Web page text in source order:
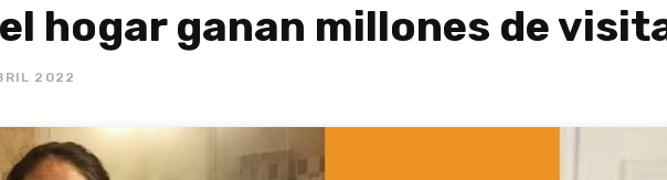
hogar ganan millones de
2022